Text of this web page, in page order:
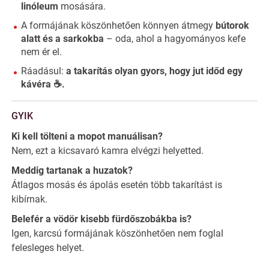
linóleum mosására.
A formájának köszönhetően könnyen átmegy bútorok
alatt és a sarkokba – oda, ahol a hagyományos kefe
nem ér el.
Ráadásul: a takarítás olyan gyors, hogy jut időd egy
kávéra ☕.
GYIK
Ki kell tölteni a mopot manuálisan?
Nem, ezt a kicsavaró kamra elvégzi helyetted.
Meddig tartanak a huzatok?
Átlagos mosás és ápolás esetén több takarítást is
kibírnak.
Belefér a vödör kisebb fürdőszobákba is?
Igen, karcsú formájának köszönhetően nem foglal
felesleges helyet.